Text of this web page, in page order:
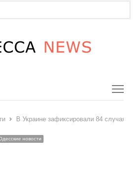
В Украине зафиксировали 84 случая
новости